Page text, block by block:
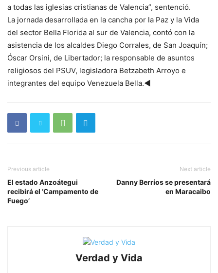
a todas las iglesias cristianas de Valencia”, sentenció.
La jornada desarrollada en la cancha por la Paz y la Vida
del sector Bella Florida al sur de Valencia, contó con la
asistencia de los alcaldes Diego Corrales, de San Joaquín;
Óscar Orsini, de Libertador; la responsable de asuntos
religiosos del PSUV, legisladora Betzabeth Arroyo e
integrantes del equipo Venezuela Bella.◄
Previous article
El estado Anzoátegui
recibirá el ‘Campamento de
Fuego’
Next article
Danny Berríos se presentará
en Maracaibo
Verdad y Vida